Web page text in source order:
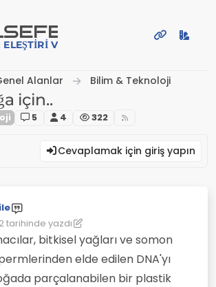
VE PAYLAŞIM PLATFORMU
Alanlar Bilim & Teknoloji
için..
5 4 322
Cevaplamak için giriş yapın
tarihinde yazdı
smile
bitkisel yağları ve somon
elde edilen DNA'yı
parçalanabilen bir plastik